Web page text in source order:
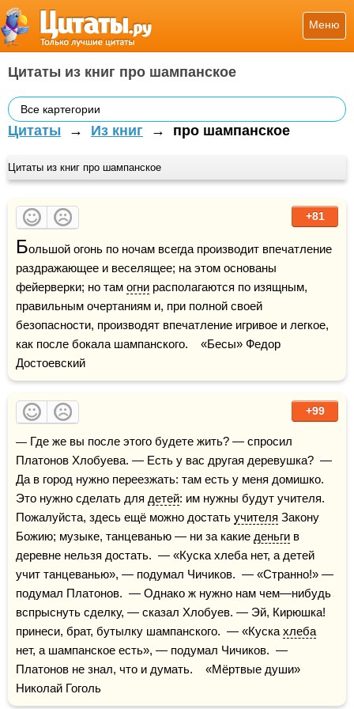
Меню
Цитаты из книг про шампанское
Все картегории
Цитаты → Из книг → про шампанское
Цитаты из книг про шампанское
+81
Большой огонь по ночам всегда производит впечатление
раздражающее и веселящее; на этом основаны
фейерверки; но там огни располагаются по изящным,
правильным очертаниям и, при полной своей
безопасности, производят впечатление игривое и легкое,
как после бокала шампанского.    «Бесы» Федор
Достоевский
+99
— Где же вы после этого будете жить? — спросил
Платонов Хлобуева. — Есть у вас другая деревушка?  —
Да в город нужно переезжать: там есть у меня домишко.
Это нужно сделать для детей: им нужны будут учителя.
Пожалуйста, здесь ещё можно достать учителя Закону
Божию; музыке, танцеванью — ни за какие деньги в
деревне нельзя достать.  — «Куска хлеба нет, а детей
учит танцеванью», — подумал Чичиков.  — «Странно!» —
подумал Платонов.  — Однако ж нужно нам чем—нибудь
вспрыснуть сделку, — сказал Хлобуев. — Эй, Кирюшка!
принеси, брат, бутылку шампанского.  — «Куска хлеба
нет, а шампанское есть», — подумал Чичиков.  —
Платонов не знал, что и думать.    «Мёртвые души»
Николай Гоголь